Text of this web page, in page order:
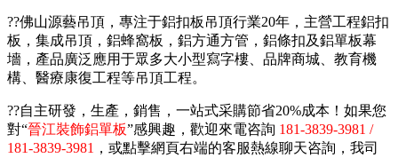
??佛山源藝吊頂，專注于鋁扣板吊頂行業20年，主營工程鋁扣
板，集成吊頂，鋁蜂窩板，鋁方通方管，鋁條扣及鋁單板幕
墻，產品廣泛應用于眾多大小型寫字樓、品牌商城、教育機
構、醫療康復工程等吊頂工程。
??自主研發，生產，銷售，一站式采購節省20%成本！如果您
對“晉江裝飾鋁單板”感興趣，歡迎來電咨詢 181-3839-3981 /
181-3839-3981 ，或點擊網頁右端的客服熱線聊天咨詢，我司